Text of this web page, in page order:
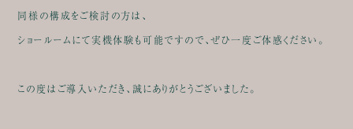
同様の構成をご検討の方は、
ショールームにて実機体験も可能ですので、ぜひ一度ご体感ください。
この度はご導入いただき、誠にありがとうございました。